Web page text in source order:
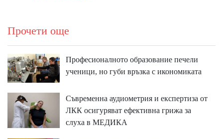
Прочети още
Професионалното образование печели
ученици, но губи връзка с икономиката
Съвременна аудиометрия и експертиза от
ЛКК осигуряват ефективна грижа за
слуха в МЕДИКА